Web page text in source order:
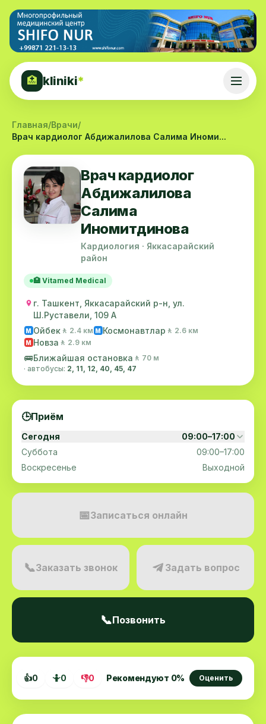
🏥 kliniki*
Главная/Врачи/
Врач кардиолог Абдижалилова Салима Иноми...
Врач кардиолог
Абдижалилова
Салима
Иномитдинова
Кардиология · Яккасарайский
район
🏥 Vitamed Medical
г. Ташкент, Яккасарайский р-н, ул.
Ш.Руставели, 109 А
M Ойбек 🚶 2.4 км M Космонавтлар 🚶 2.6 км
M Новза 🚶 2.9 км
🚌Ближайшая остановка 🚶 70 м
· автобусы: 2, 11, 12, 40, 45, 47
👍0 🤷0 👎0 Рекомендуют 0% Оценить
🕒Приём
Сегодня
09:00–17:00
Суббота
09:00–17:00
Воскресенье
Выходной
📅Записаться онлайн
📞Заказать звонок Задать вопрос
📞Позвонить